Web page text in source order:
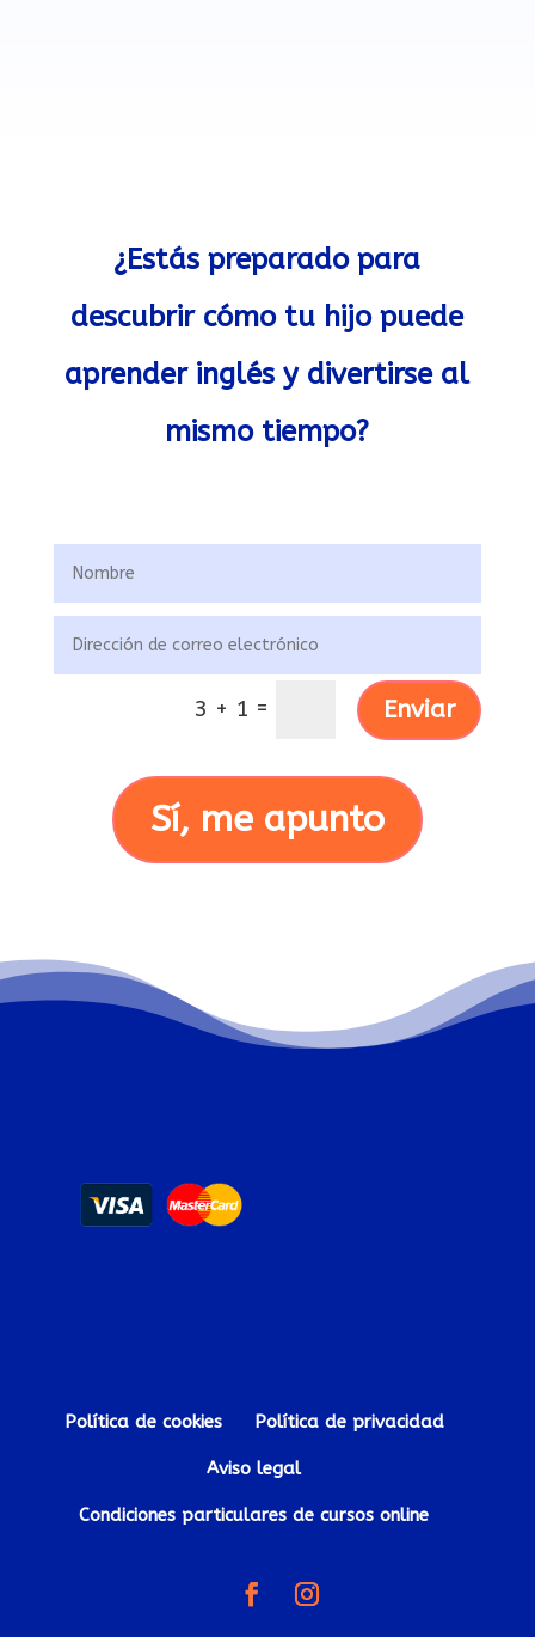
¿Estás preparado para
descubrir cómo tu hijo puede
aprender inglés y divertirse al
mismo tiempo?
3 + 1 = Enviar
Sí, me apunto
Política de cookies Política de privacidad
Aviso legal
Condiciones particulares de cursos online